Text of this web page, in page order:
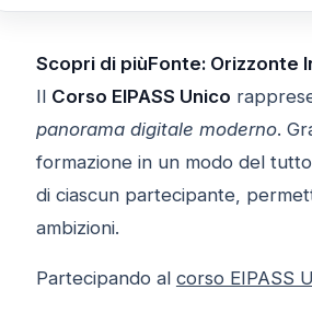
Scopri di piùFonte: Orizzonte
Il Corso EIPASS Unico
panorama digitale moderno.
formazione in un modo del
di ciascun partecipante,
ambizioni.
Partecipando al corso EIPASS